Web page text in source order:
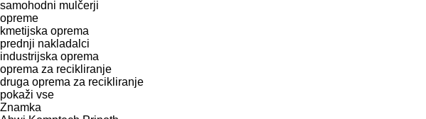
samohodni mulčerji
opreme
kmetijska oprema
prednji nakladalci
industrijska oprema
oprema za recikliranje
druga oprema za recikliranje
pokaži vse
Znamka